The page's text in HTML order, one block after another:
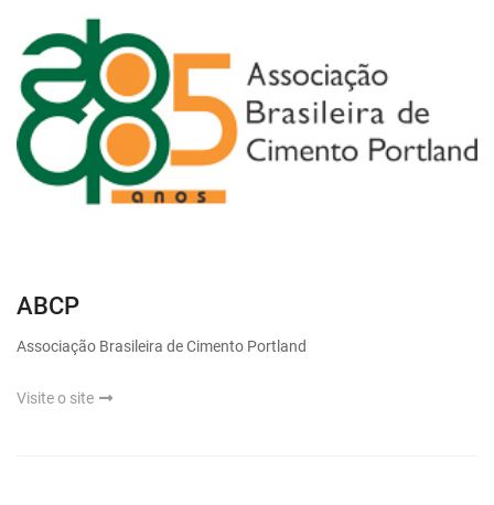
ABCP
Associação Brasileira de Cimento Portland
Visite o site